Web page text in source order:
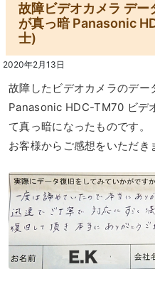
故障ビデオカメラ デー
が真っ暗 Panasonic
士)
2020年2月13日
故障したビデオカメラのデー
Panasonic HDC-TM70 ビデ
て真っ暗になったものです。
お客様からご感想をいただき